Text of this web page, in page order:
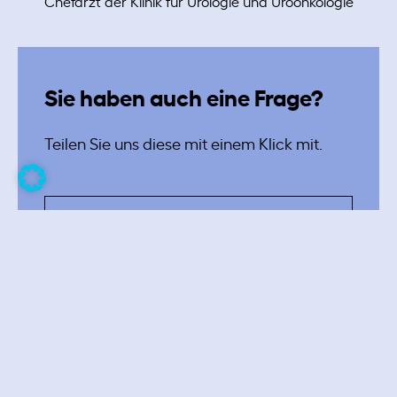
Sie haben auch eine Frage?
Teilen Sie uns diese mit einem Klick mit.